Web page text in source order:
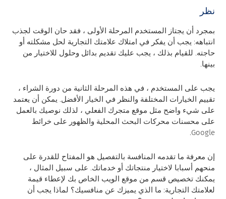
نظر
بمجرد أن يجتاز المستخدم المرحلة الأولى ، فقد حان الوقت لجذب
انتباهه: يجب أن يفكر في امتلاك علامتك التجارية لحل مشكلته أو
حاجته. للقيام بذلك ، يجب عليك تقديم بدائل وحلول للاختيار من
بينها.
يجب على المستخدم ، في هذه المرحلة الثانية من دورة الشراء ،
تقييم الخيارات المختلفة والنظر في الخيار الأفضل. يمكن أن يعتمد
على شيء واضح مثل موقع متجرك الفعلي ، لذلك نوصيك بالعمل
على محسنات محركات البحث المحلية والظهور على خرائط
Google.
إن معرفة ما تقدمه المنافسة بالتفصيل هو المفتاح للقدرة على
منحهم أسبابا لاختيار منتجاتك أو خدماتك. على سبيل المثال ،
يمكنك تخصيص قسم من موقع الويب الخاص بك لإعطاء قيمة
لعلامتك التجارية: ما الذي يميزك عن منافسيك؟ لماذا يجب أن